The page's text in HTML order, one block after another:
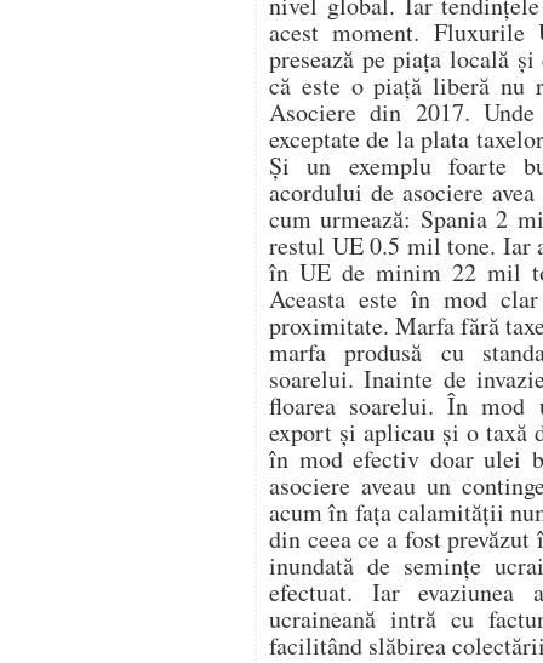
acest moment.
presează pe piața locală
că este o piață liberă nu
Asociere din 2017.
exceptate de la plata
Și un exemplu foarte
acordului de asociere
cum urmează: Spania 2
restul UE 0.5 mil tone. Iar
în UE de minim 22 mil
Aceasta este în mod
proximitate. Marfa fără
marfa produsă cu
soarelui. Inainte de
floarea soarelui. În mod
export și aplicau și o taxă
în mod efectiv doar ulei
asociere aveau un
acum în fața calamității
din ceea ce a fost
inundată de semințe
efectuat. Iar
ucraineană intră cu
facilitând slăbirea